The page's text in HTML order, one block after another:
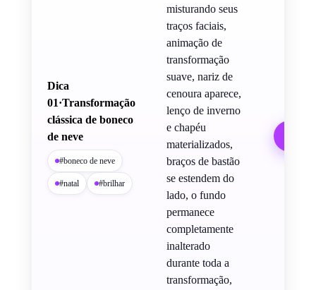
Dica
01·Transformação
clássica de boneco
de neve
#boneco de neve
#natal #brilhar
misturando seus
traços faciais,
animação de
transformação
suave, nariz de
cenoura aparece,
lenço de inverno
e chapéu
materializados,
braços de bastão
se estendem do
lado, o fundo
permanece
completamente
inalterado
durante toda a
transformação,